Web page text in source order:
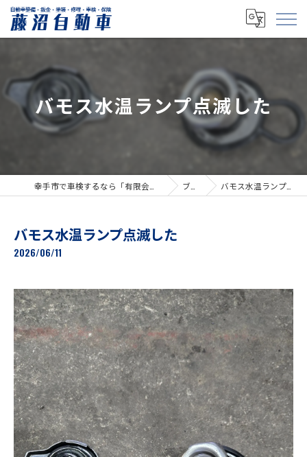
バモス水温ランプ点滅した
ブログ バモス水温ランプ点滅した
バモス水温ランプ点滅した
2026/06/11